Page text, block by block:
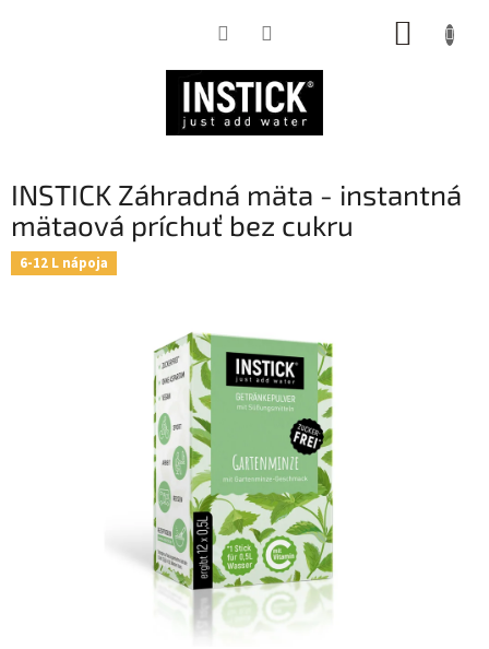
INSTICK Záhradná mäta - instantná
mätaová príchuť bez cukru
6-12 L nápoja